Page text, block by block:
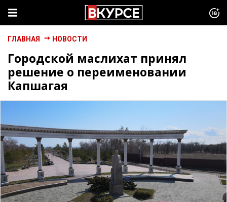
ГЛАВНАЯ НОВОСТИ
Городской маслихат принял
решение о переименовании
Капшагая